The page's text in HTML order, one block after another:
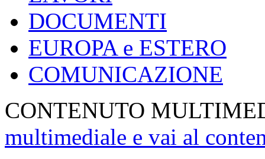
DOCUMENTI
EUROPA e ESTERO
COMUNICAZIONE
CONTENUTO
multimediale e vai al